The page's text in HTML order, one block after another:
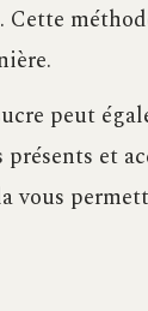
Cette
peut
et
vous